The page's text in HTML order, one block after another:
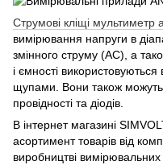
Струмові кліщі мультиметр
вимірювання напруги в
змінного струму (AC), а
і ємності використовуються
щупами. Вони також можуть
провідності та діодів.
В інтернет магазині
асортимент товарів від
виробництві